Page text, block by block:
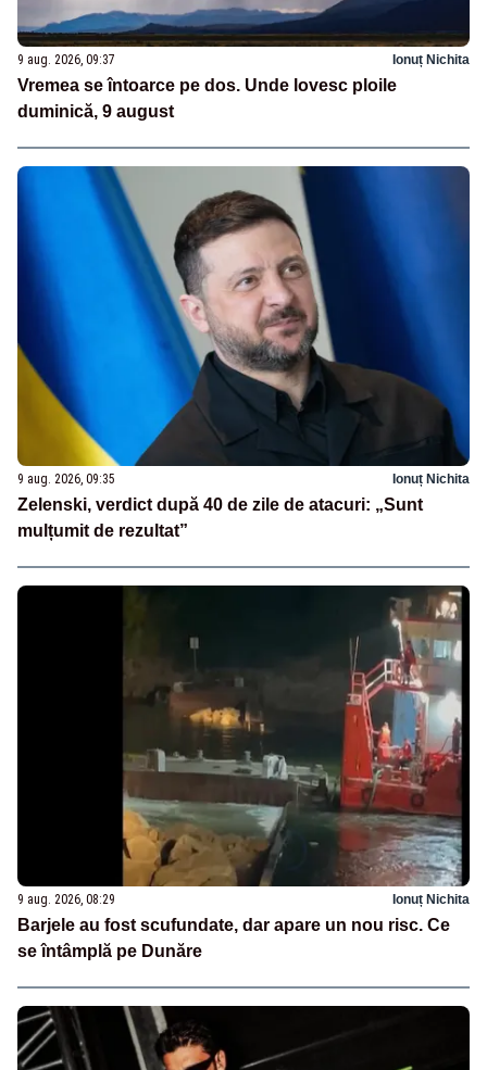
9 aug. 2026, 09:37 Ionuț Nichita
Vremea se întoarce pe dos. Unde lovesc ploile
duminică, 9 august
9 aug. 2026, 09:35 Ionuț Nichita
Zelenski, verdict după 40 de zile de atacuri: „Sunt
mulțumit de rezultat”
9 aug. 2026, 08:29 Ionuț Nichita
Barjele au fost scufundate, dar apare un nou risc. Ce
se întâmplă pe Dunăre